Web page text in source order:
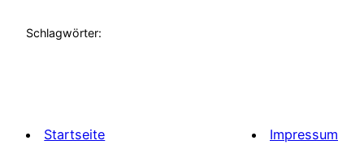
Schlagwörter:
Startseite
Impressum